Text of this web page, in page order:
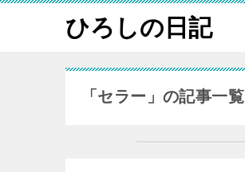
ひろしの日記
「セラー」の記事一覧